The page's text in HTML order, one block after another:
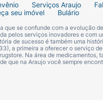
Serviços Araujo
seu imóvel Bulário
que se confunde com a evolução
pelos serviços inovadores e com
de sucesso é também uma
a primeira a oferecer o serviço
Na área de medicamentos,
que na Araujo você sempre